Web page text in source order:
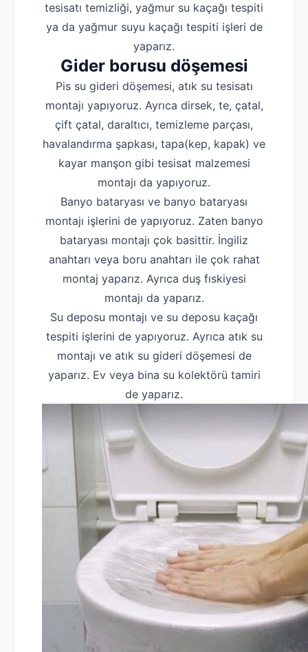
tesisatı temizliği, yağmur su kaçağı tespiti
ya da yağmur suyu kaçağı tespiti işleri de
yaparız.
Gider borusu döşemesi
Pis su gideri döşemesi, atık su tesisatı
montajı yapıyoruz. Ayrıca dirsek, te, çatal,
çift çatal, daraltıcı, temizleme parçası,
havalandırma şapkası, tapa(kep, kapak) ve
kayar manşon gibi tesisat malzemesi
montajı da yapıyoruz.
Banyo bataryası ve banyo bataryası
montajı işlerini de yapıyoruz. Zaten banyo
bataryası montajı çok basittir. İngiliz
anahtarı veya boru anahtarı ile çok rahat
montaj yaparız. Ayrıca duş fıskiyesi
montajı da yaparız.
Su deposu montajı ve su deposu kaçağı
tespiti işlerini de yapıyoruz. Ayrıca atık su
montajı ve atık su gideri döşemesi de
yaparız. Ev veya bina su kolektörü tamiri
de yaparız.